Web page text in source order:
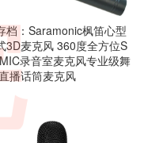
档：Saramonic枫笛心型
3D麦克风 360度全方位S
录音室麦克风专业级舞
播话筒麦克风